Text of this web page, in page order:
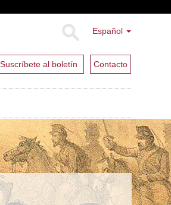
Español
Suscríbete al boletín Contacto